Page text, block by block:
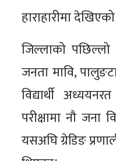
हाराहारीमा
जिल्लाको पछिल्लो
जनता मावि,
विद्यार्थी
परीक्षामा नौ जना
यसअघि ग्रेडिङ